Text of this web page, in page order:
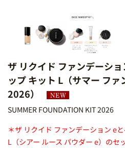
ザ リクイド ファンデーシ
ップ キット L（サマー フ
2026）
EW
SUMMER FOUNDATION KIT 2026
＊ザ リクイド ファンデーション e
L（シアー ルース パウダー e）のセ